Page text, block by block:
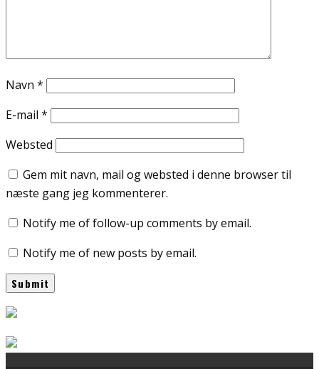
Navn *
E-mail *
Websted
Gem mit navn, mail og websted i denne browser til
næste gang jeg kommenterer.
Notify me of follow-up comments by email.
Notify me of new posts by email.